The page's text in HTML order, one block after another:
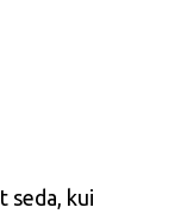
seda, kui